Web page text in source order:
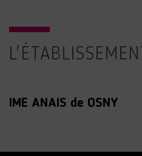
L'ÉTABLISSEMENT
IME ANAIS de OSNY